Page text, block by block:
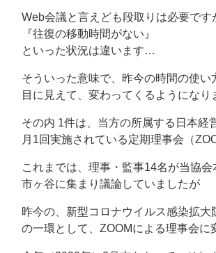
Web会議と言えども段取りは必要です
『往復の移動時間がない』
といった状況は違います…
そういった意味で、昨今の時間の使い
目に見えて、変わってくるようになり
その内 1件は、当方の所属する日本経
月1回実施されている定期理事会（
これまでは、理事・監事14名が当協会
市ヶ谷に集まり議論していましたが
昨今の、新型コロナウイルス感染拡大
の一環として、ZOOMによる理事会に